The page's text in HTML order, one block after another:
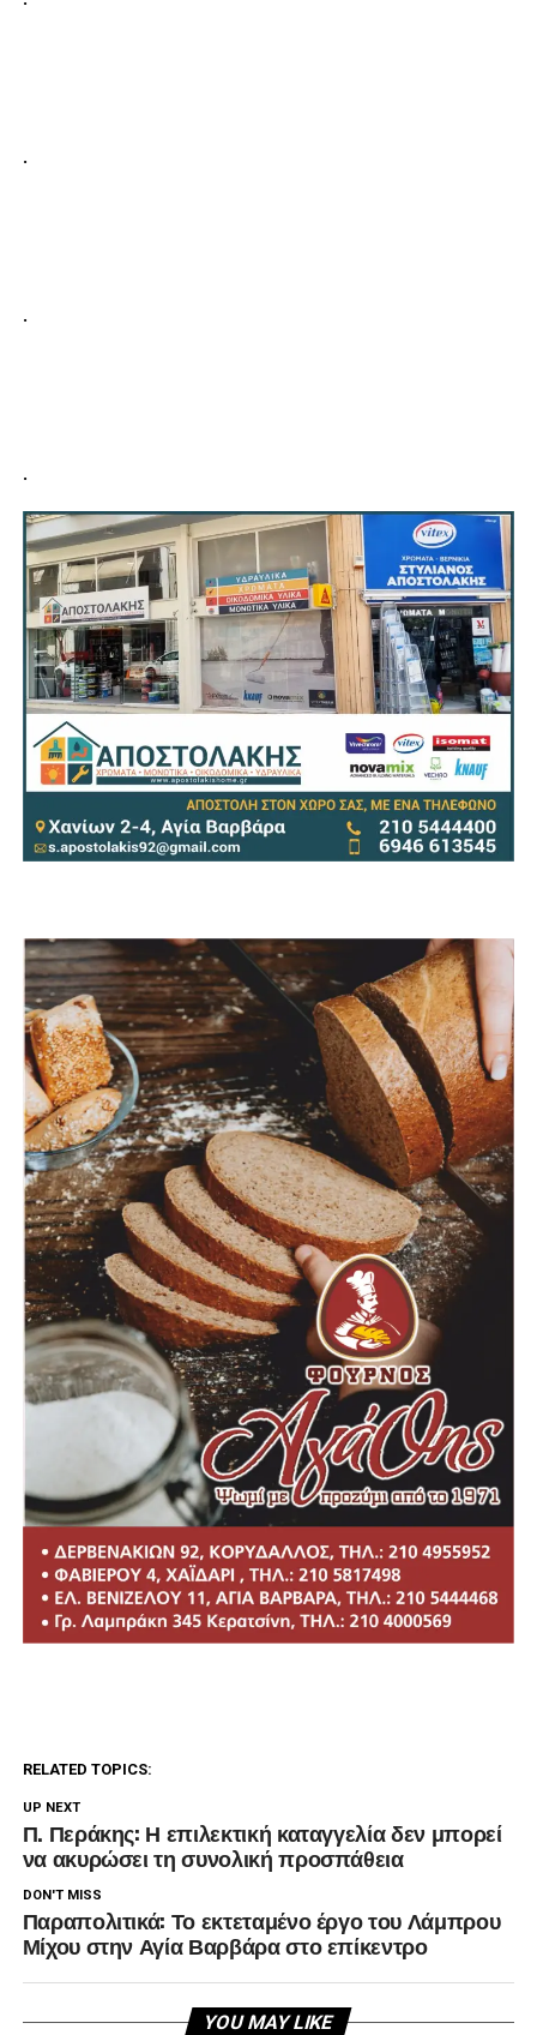
.
.
.
RELATED TOPICS:
UP NEXT
Π. Περάκης: Η επιλεκτική καταγγελία δεν μπορεί
να ακυρώσει τη συνολική προσπάθεια
DON'T MISS
Παραπολιτικά: Το εκτεταμένο έργο του Λάμπρου
Μίχου στην Αγία Βαρβάρα στο επίκεντρο
YOU MAY LIKE